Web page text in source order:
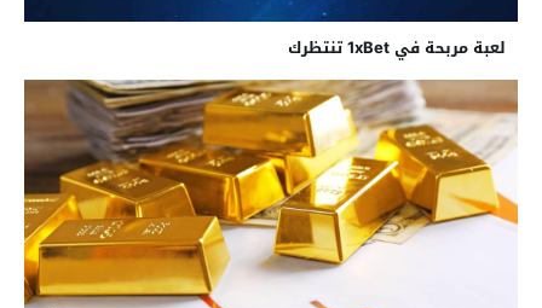
لعبة مربحة في 1xBet تنتظرك